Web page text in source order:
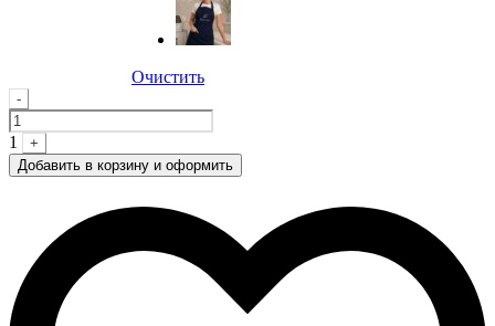
Очистить
Quantity
-
1
+
Добавить в корзину и оформить